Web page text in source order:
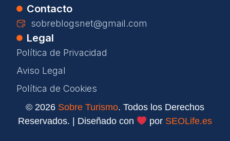
Contacto
sobreblogsnet@gmail.com
Legal
Política de Privacidad
Aviso Legal
Política de Cookies
© 2026 Sobre Turismo. Todos los Derechos
Reservados. | Diseñado con
por SEOLife.es